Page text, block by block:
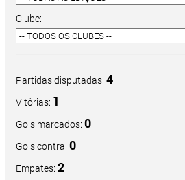
Clube:
Partidas disputadas: 4
Vitórias: 1
Gols marcados: 0
Gols contra: 0
Empates: 2